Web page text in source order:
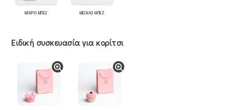
ΜΙΚΡΟ ΜΠΕΖ ΜΕΓΑΛΟ ΜΠΕΖ
Ειδική συσκευασία για κορίτσι